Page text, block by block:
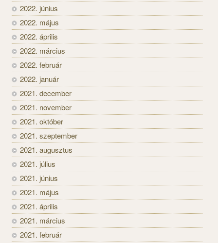
2022. június
2022. május
2022. április
2022. március
2022. február
2022. január
2021. december
2021. november
2021. október
2021. szeptember
2021. augusztus
2021. július
2021. június
2021. május
2021. április
2021. március
2021. február